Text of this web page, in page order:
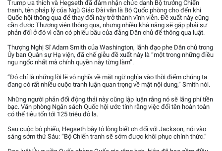
Trump ưa thích và Hegseth đã đảm nhận chức danh Bộ trưởng Chiến
tranh, tên pháp lý của Ngũ Giác Đài vẫn là Bộ Quốc phòng cho đến khi
Quốc hội thông qua để thay đổi này trở thành vĩnh viễn. Đề xuất này cũng
cần được Thượng viện thông qua, nhưng nhiều khả năng sẽ gặp phải sự
phản đối ở đó vì cần có phiếu bầu của đảng Dân chủ để thông qua luật.
Thượng Nghị Sĩ Adam Smith của Washington, lãnh đạo phe Dân chủ trong
Ủy ban Quân sự Hạ viện, đã chế giễu đề xuất này là “một trong những điều
ngu ngốc nhất mà chính quyền này từng làm”.
“Đó chỉ là những lời lẽ vô nghĩa về mặt ngữ nghĩa vào thời điểm chúng ta
đang có rất nhiều cuộc tranh luận quan trọng về mặt nội dung,” Smith nói.
Những người phản đối động thái này cũng lập luận rằng nó sẽ lãng phí tiền
bạc. Văn phòng Ngân sách Quốc hội ước tính rằng việc đổi tên hoàn toàn
có thể tiêu tốn tới 125 triệu đô la.
Sau cuộc bỏ phiếu, Hegseth bày tỏ lòng biết ơn đối với Jackson, nói vào
sáng sớm thứ Sáu: “Bộ Chiến tranh sẽ sớm được khôi phục chính thức.”